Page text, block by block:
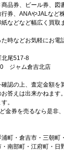
品券、ビール券、図
行券、ANAやJALなど
などなど幅広く買取
時などお気軽にお電
北尾517-8
ジャム倉吉北店
認の上、査定金額を
答えは出来かねます。
。
金券を売るなら是非
・倉吉市・三朝町
南部町・江府町・日